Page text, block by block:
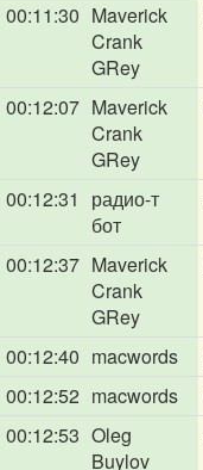
00:11:30 Maverick
Crank
GRey
00:12:07 Maverick
Crank
GRey
00:12:31
радио-т
бот
00:12:37 Maverick
Crank
GRey
00:12:40 macwords
00:12:52 macwords
00:12:53 Oleg
Buylov